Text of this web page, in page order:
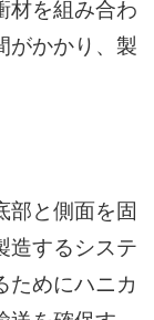
材を組み合わ
がかかり、製
部と側面を固
造するシステ
ためにハニカ